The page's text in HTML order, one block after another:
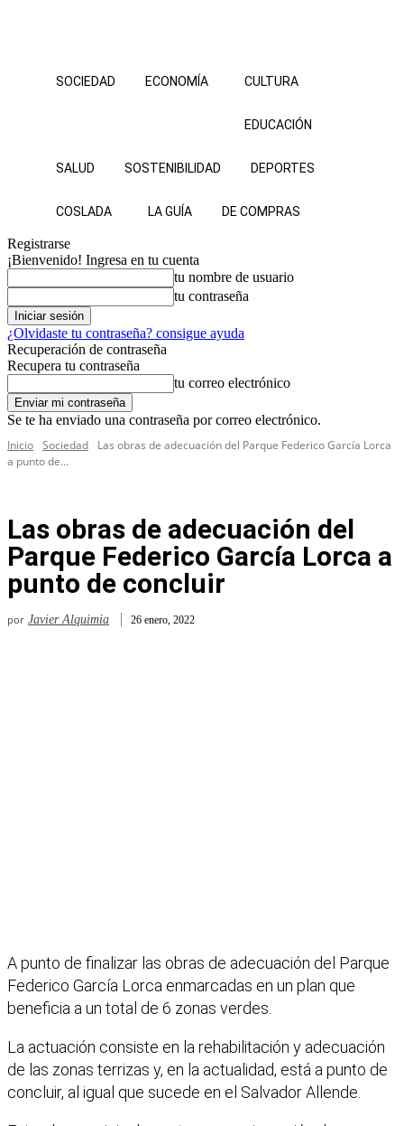
SOCIEDAD ECONOMÍA CULTURA
EDUCACIÓN
SALUD SOSTENIBILIDAD DEPORTES
COSLADA LA GUÍA DE COMPRAS
Registrarse
¡Bienvenido! Ingresa en tu cuenta
tu nombre de usuario
tu contraseña
¿Olvidaste tu contraseña? consigue ayuda
Recuperación de contraseña
Recupera tu contraseña
tu correo electrónico
Se te ha enviado una contraseña por correo electrónico.
Inicio Sociedad
Las obras de adecuación del Parque Federico García Lorca
a punto de...
Las obras de adecuación del
Parque Federico García Lorca a
punto de concluir
por Javier Alquimia 26 enero, 2022
A punto de finalizar las obras de adecuación del Parque
Federico García Lorca enmarcadas en un plan que
beneficia a un total de 6 zonas verdes.
La actuación consiste en la rehabilitación y adecuación
de las zonas terrizas y, en la actualidad, está a punto de
concluir, al igual que sucede en el Salvador Allende.